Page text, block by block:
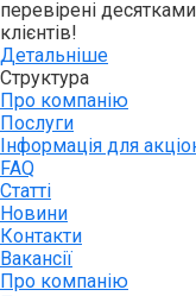
перевірені
клієнтів!
Детальніше
Структура
Про компанію
Послуги
Інформація для
FAQ
Статті
Новини
Контакти
Вакансії
Про компанію